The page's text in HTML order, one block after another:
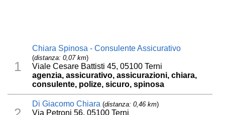
1
Chiara Spinosa - Consulente Assicurativo
(distanza: 0,07 km)
Viale Cesare Battisti 45, 05100 Terni
agenzia, assicurativo, assicurazioni, chiara,
consulente, polize, sicuro, spinosa
Di Giacomo Chiara (distanza: 0,46 km)
Via Petroni 56, 05100 Terni